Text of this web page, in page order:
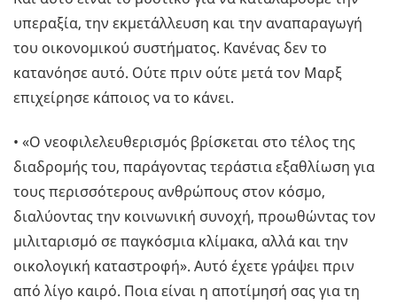
υπεραξία, την εκμετάλλευση και την αναπαραγωγή
του οικονομικού συστήματος. Κανένας δεν το
κατανόησε αυτό. Ούτε πριν ούτε μετά τον Μαρξ
επιχείρησε κάποιος να το κάνει.
• «Ο νεοφιλελευθερισμός βρίσκεται στο τέλος της
διαδρομής του, παράγοντας τεράστια εξαθλίωση για
τους περισσότερους ανθρώπους στον κόσμο,
διαλύοντας την κοινωνική συνοχή, προωθώντας τον
μιλιταρισμό σε παγκόσμια κλίμακα, αλλά και την
οικολογική καταστροφή». Αυτό έχετε γράψει πριν
από λίγο καιρό. Ποια είναι η αποτίμησή σας για τη